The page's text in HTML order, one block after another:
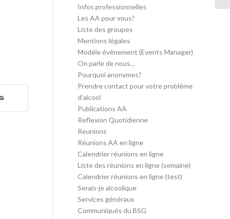
Infos professionnelles
Les AA pour vous?
Liste des groupes
Mentions légales
Modèle événement (Events Manager)
On parle de nous…
Pourquoi anonymes?
Prendre contact pour votre problème
d’alcool
Publications AA
Reflexion Quotidienne
Reunions
Réunions AA en ligne
Calendrier réunions en ligne
Liste des réunions en ligne (semaine)
Calendrier réunions en ligne (test)
Serais-je alcoolique
Services généraux
Communiqués du BSG